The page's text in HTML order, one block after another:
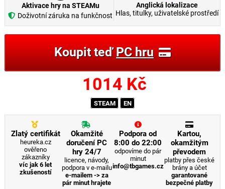
Aktivace hry na STEAMu
Doživotní záruka na funkčnost
Anglická lokalizace
Hlas, titulky, uživatelské prostředí
Koupit teďPC hru
1014 Kč
STEAM EN
Zlatý certifikát
heureka.cz
ověřeno
zákazníky
víc jak 6 let
zkušeností
Okamžité
doručení PC
hry 24/7
licence, návody,
podpora v e-mailu
e-mailem -> za
pár minut hrajete
Podpora od
8:00 do 22:00
odpovíme do pár
minut
info@tbgames.cz
Kartou,
okamžitým
převodem
platby přes české
brány a účet
garantované
bezpečné platby